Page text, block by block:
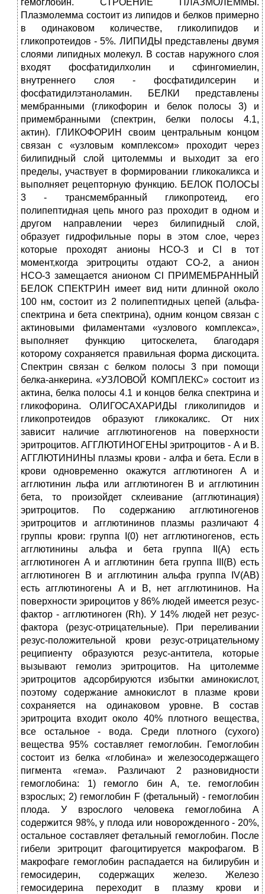
гемоглобин. СТРОЕНИЕ ПЛАЗМОЛЕММЫ.
Плазмолемма состоит из липидов и белков примерно
в одинаковом количестве, гликолипидов и
гликопротеидов - 5%. ЛИПИДЫ представлены двумя
слоями липидных молекул. В состав наружного слоя
входят фосфатидилхолин и сфингомиелин,
внутреннего слоя - фосфатидилсерин и
фосфатидилэтаноламин. БЕЛКИ представлены
мембранными (гликофорин и белок полосы 3) и
примембранными (спектрин, белки полосы 4.1,
актин). ГЛИКОФОРИН своим центральным концом
связан с «узловым комплексом» проходит через
билипидный слой цитолеммы и выходит за его
пределы, участвует в формировании гликокаликса и
выполняет рецепторную функцию. БЕЛОК ПОЛОСЫ
3 - трансмембранный гликопротеид, его
полипептидная цепь много раз проходит в одном и
другом направлении через билипидный слой,
образует гидрофильные поры в этом слое, через
которые проходят анионы НСО-3 и Cl в тот
момент,когда эритроциты отдают СО-2, а анион
НСО-3 замещается анионом Cl ПРИМЕМБРАННЫЙ
БЕЛОК СПЕКТРИН имеет вид нити длинной около
100 нм, состоит из 2 полипептидных цепей (альфа-
спектрина и бета спектрина), одним концом связан с
актиновыми филаментами «узлового комплекса»,
выполняет функцию цитоскелета, благодаря
которому сохраняется правильная форма дискоцита.
Спектрин связан с белком полосы 3 при помощи
белка-анкерина. «УЗЛОВОЙ КОМПЛЕКС» состоит из
актина, белка полосы 4.1 и концов белка спектрина и
гликофорина. ОЛИГОСАХАРИДЫ гликолипидов и
гликопротеидов образуют гликокаликс. От них
зависит наличие агглютиногенов на поверхности
эритроцитов. АГГЛЮТИНОГЕНЫ эритроцитов - А и В.
АГГЛЮТИНИНЫ плазмы крови - алфа и бета. Если в
крови одновременно окажутся агглютиноген А и
агглютинин льфа или агглютиноген В и агглютинин
бета, то произойдет склеивание (агглютинация)
эритроцитов. По содержанию агглютиногенов
эритроцитов и агглютининов плазмы различают 4
группы крови: группа I(0) нет агглютиногенов, есть
агглютинины альфа и бета группа II(А) есть
агглютиноген А и агглютинин бета группа III(В) есть
агглютиноген В и агглютинин альфа группа IV(АВ)
есть агглютиногены А и В, нет агглютининов. На
поверхности эрироцитов у 86% людей имеется резус-
фактор - агглютиноген (Rh). У 14% людей нет резус-
фактора (резус-отрицательные). При переливании
резус-положительной крови резус-отрицательному
реципиенту образуются резус-антитела, которые
вызывают гемолиз эритроцитов. На цитолемме
эритроцитов адсорбируются избытки аминокислот,
поэтому содержание амнокислот в плазме крови
сохраняется на одинаковом уровне. В состав
эритроцита входит около 40% плотного вещества,
все остальное - вода. Среди плотного (сухого)
вещества 95% составляет гемоглобин. Гемоглобин
состоит из белка «глобина» и железосодержащего
пигмента «гема». Различают 2 разновидности
гемоглобина: 1) гемогло бин А, т.е. гемоглобин
взрослых; 2) гемоглобин F (фетальный) - гемоглобин
плода. У взрослого человека гемоглобина А
содержится 98%, у плода или новорожденного - 20%,
остальное составляет фетальный гемоглобин. После
гибели эритроцит фагоцитируется макрофагом. В
макрофаге гемоглобин распадается на билирубин и
гемосидерин, содержащих железо. Железо
гемосидерина переходит в плазму крови и